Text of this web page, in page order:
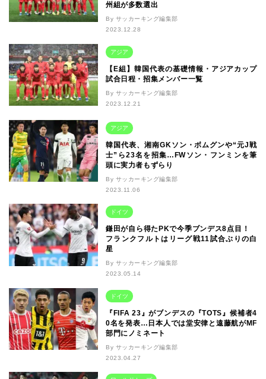
州組が多数選出
By サッカーキング編集部
2023.12.28
アジア
【E組】韓国代表の基礎情報・アジアカップ
試合日程・招集メンバー一覧
By サッカーキング編集部
2023.12.21
アジア
韓国代表、湘南GKソン・ボムグンや“元J戦
士”ら23名を招集…FWソン・フンミンを筆
頭に実力者もずらり
By サッカーキング編集部
2023.11.06
ドイツ
鎌田が自ら得たPKで今季ブンデス8点目！
フランクフルトはリーグ戦11試合ぶりの白
星
By サッカーキング編集部
2023.05.14
ドイツ
『FIFA 23』がブンデスの『TOTS』候補者4
0名を発表…日本人では堂安律と遠藤航がMF
部門にノミネート
By サッカーキング編集部
2023.04.27